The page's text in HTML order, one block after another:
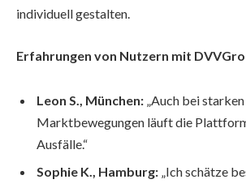
individuell gestalten.
Erfahrungen von Nutzern mit
Leon S., München: „Auch bei starken
Marktbewegungen läuft die
Ausfälle.“
Sophie K., Hamburg: „Ich schätze